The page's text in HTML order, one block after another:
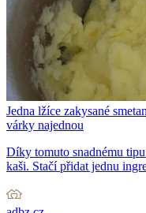
Jedna lžíce zakysané
várky najednou
Díky tomuto snadnému
kaši. Stačí přidat jednu